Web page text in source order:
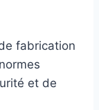
fabrication
et de